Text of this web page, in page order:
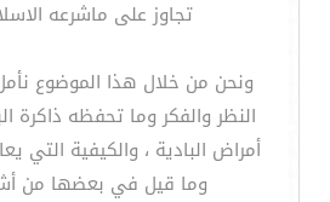
تجاوز على ماشرعه
ونحن من خلال هذا الموضوع
النظر والفكر وما تحفظه
أمراض البادية ، والكيفية التي
وما قيل في بعضها من